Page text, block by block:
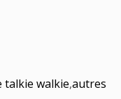
talkie walkie,autres